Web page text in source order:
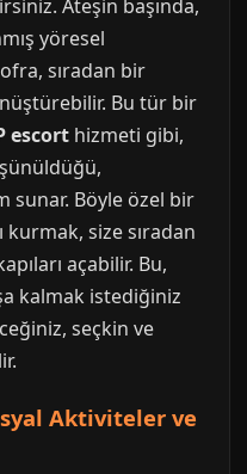
Ateşin başında,
yöresel
sıradan bir
Bu tür bir
escort hizmeti gibi,
sunar. Böyle özel bir
kurmak, size sıradan
açabilir. Bu,
kalmak istediğiniz
seçkin ve
Aktiviteler ve